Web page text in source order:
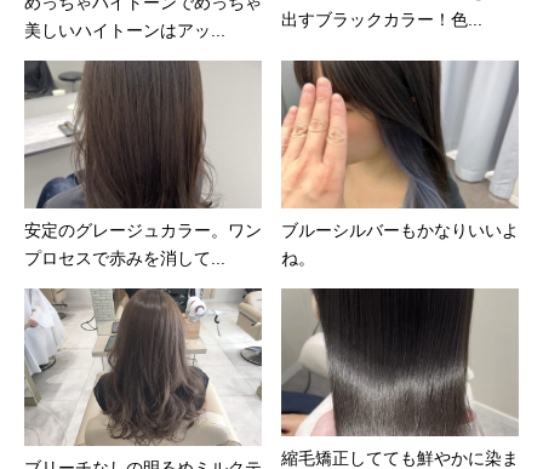
美しいハイトーンはアッ...
出すブラックカラー！色...
安定のグレージュカラー。ワン
プロセスで赤みを消して...
ブルーシルバーもかなりいいよ
ね。
縮毛矯正してても鮮やかに染ま